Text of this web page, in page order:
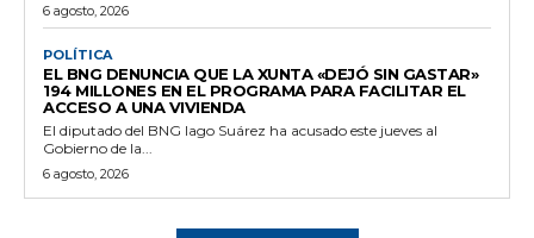
6 agosto, 2026
POLÍTICA
EL BNG DENUNCIA QUE LA XUNTA «DEJÓ SIN GASTAR»
194 MILLONES EN EL PROGRAMA PARA FACILITAR EL
ACCESO A UNA VIVIENDA
El diputado del BNG Iago Suárez ha acusado este jueves al
Gobierno de la...
6 agosto, 2026